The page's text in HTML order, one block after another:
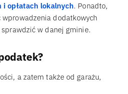
opłatach lokalnych. Ponadto,
dodatkowych
w danej gminie.
a zatem także od garażu,